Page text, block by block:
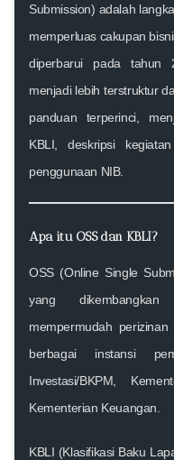
Submission) adalah
memperluas cakupan
diperbarui pada tahun
menjadi lebih terstruktur
panduan terperinci,
KBLI, deskripsi
penggunaan NIB.
Apa itu OSS dan KBLI?
OSS (Online Single
yang
mempermudah
berbagai instansi
Investasi/BKPM,
Kementerian Keuangan.
KBLI (Klasifikasi Baku